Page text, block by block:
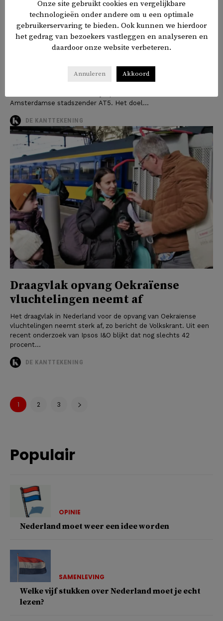
120 jonge statushouders sporten
120 minderjarige vluchtelingen uit Amsterdam hebben gisteren
hun sporttalenten laten zien bij het zogenoemde Play to
Amsterdamse stadszender AT5. Het doel...
DE KANTTEKENING
Draagvlak opvang Oekraïense
vluchtelingen neemt af
Het draagvlak in Nederland voor de opvang van Oekraïense
vluchtelingen neemt sterk af, zo bericht de Volkskrant. Uit een
recent onderzoek van Ipsos I&O blijkt dat nog slechts 42
procent...
DE KANTTEKENING
1 2 3
Populair
OPINIE
Nederland moet weer een idee worden
SAMENLEVING
Welke vijf stukken over Nederland moet je echt
lezen?
Onze site gebruikt cookies en vergelijkbare
technologieën onder andere om u een optimale
gebruikerservaring te bieden. Ook kunnen we hierdoor
het gedrag van bezoekers vastleggen en analyseren en
daardoor onze website verbeteren.
Annuleren Akkoord